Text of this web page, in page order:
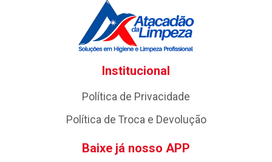
Institucional
Política de Privacidade
Política de Troca e Devolução
Baixe já nosso APP